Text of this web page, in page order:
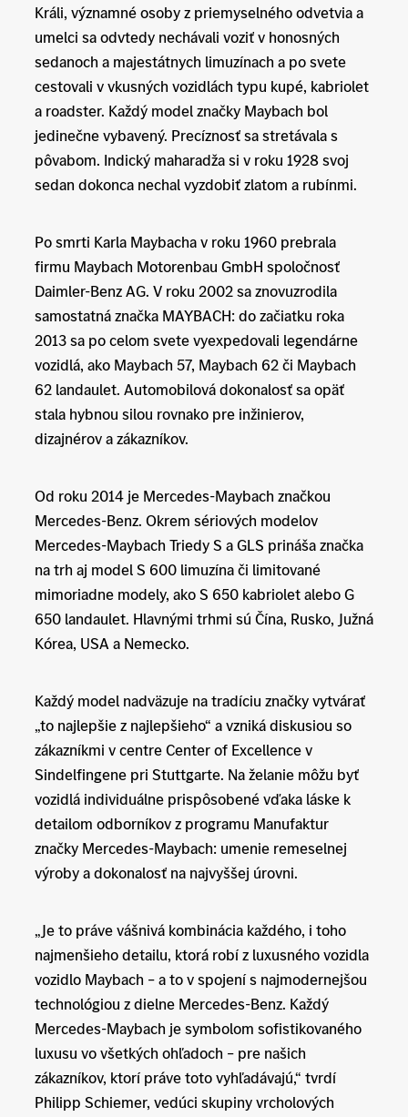
Králi, významné osoby z priemyselného odvetvia a
umelci sa odvtedy nechávali voziť v honosných
sedanoch a majestátnych limuzínach a po svete
cestovali v vkusných vozidlách typu kupé, kabriolet
a roadster. Každý model značky Maybach bol
jedinečne vybavený. Precíznosť sa stretávala s
pôvabom. Indický maharadža si v roku 1928 svoj
sedan dokonca nechal vyzdobiť zlatom a rubínmi.
Po smrti Karla Maybacha v roku 1960 prebrala
firmu Maybach Motorenbau GmbH spoločnosť
Daimler-Benz AG. V roku 2002 sa znovuzrodila
samostatná značka MAYBACH: do začiatku roka
2013 sa po celom svete vyexpedovali legendárne
vozidlá, ako Maybach 57, Maybach 62 či Maybach
62 landaulet. Automobilová dokonalosť sa opäť
stala hybnou silou rovnako pre inžinierov,
dizajnérov a zákazníkov.
Od roku 2014 je Mercedes-Maybach značkou
Mercedes-Benz. Okrem sériových modelov
Mercedes-Maybach Triedy S a GLS prináša značka
na trh aj model S 600 limuzína či limitované
mimoriadne modely, ako S 650 kabriolet alebo G
650 landaulet. Hlavnými trhmi sú Čína, Rusko, Južná
Kórea, USA a Nemecko.
Každý model nadväzuje na tradíciu značky vytvárať
„to najlepšie z najlepšieho“ a vzniká diskusiou so
zákazníkmi v centre Center of Excellence v
Sindelfingene pri Stuttgarte. Na želanie môžu byť
vozidlá individuálne prispôsobené vďaka láske k
detailom odborníkov z programu Manufaktur
značky Mercedes-Maybach: umenie remeselnej
výroby a dokonalosť na najvyššej úrovni.
„Je to práve vášnivá kombinácia každého, i toho
najmenšieho detailu, ktorá robí z luxusného vozidla
vozidlo Maybach – a to v spojení s najmodernejšou
technológiou z dielne Mercedes-Benz. Každý
Mercedes-Maybach je symbolom sofistikovaného
luxusu vo všetkých ohľadoch – pre našich
zákazníkov, ktorí práve toto vyhľadávajú,“ tvrdí
Philipp Schiemer, vedúci skupiny vrcholových